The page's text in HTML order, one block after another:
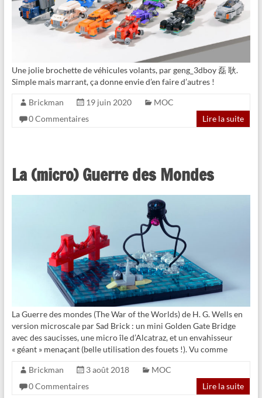
Une jolie brochette de véhicules volants, par geng_3dboy 磊 耿.
Simple mais marrant, ça donne envie d’en faire d’autres !
Brickman 19 juin 2020
MOC
0 Commentaires
Lire la suite
La (micro) Guerre des Mondes
La Guerre des mondes (The War of the Worlds) de H. G. Wells en
version microscale par Sad Brick : un mini Golden Gate Bridge
avec des saucisses, une micro île d’Alcatraz, et un envahisseur
« géant » menaçant (belle utilisation des fouets !). Vu comme
Brickman 3 août 2018
MOC
0 Commentaires
Lire la suite